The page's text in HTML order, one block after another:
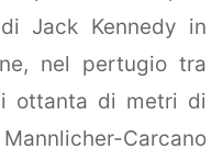
Jack Kennedy in
nel pertugio tra
ottanta di metri di
Carcano